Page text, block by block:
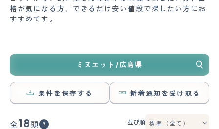
格が気になる方、できるだけ安い値段で探したい方にお
すすめです。
ミヌエット/広島県
条件を保存する 新着通知を受け取る
全18 頭 並び順